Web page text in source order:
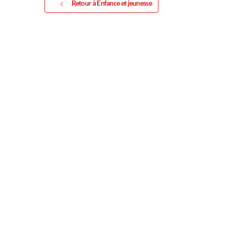
Retour à Enfance et jeunesse